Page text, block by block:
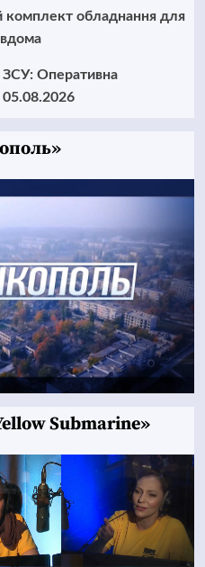
комплект обладнання для
ЗСУ: Оперативна
05.08.2026
Submarine»